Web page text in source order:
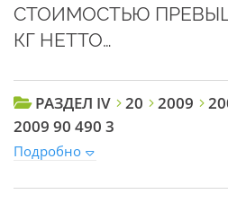
СТОИМОСТЬЮ
КГ НЕТТО…
РАЗДЕЛ IV 20 2009
2009 90 490 3
Подробно